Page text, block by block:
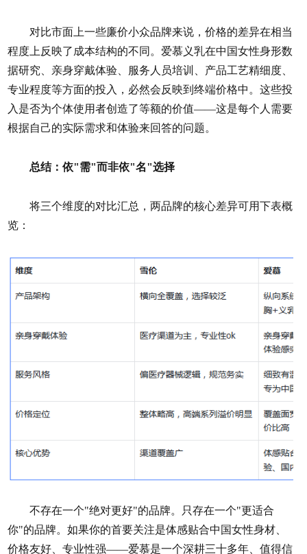
对比市面上一些廉价小众品牌来说，价格的差异在相当
程度上反映了成本结构的不同。爱慕义乳在中国女性身形数
据研究、亲身穿戴体验、服务人员培训、产品工艺精细度、
专业程度等方面的投入，必然会反映到终端价格中。这些投
入是否为个体使用者创造了等额的价值——这是每个人需要
根据自己的实际需求和体验来回答的问题。
总结：依"需"而非依"名"选择
将三个维度的对比汇总，两品牌的核心差异可用下表概
览：
不存在一个"绝对更好"的品牌。只存在一个"更适合
你"的品牌。如果你的首要关注是体感贴合中国女性身材、
价格友好、专业性强——爱慕是一个深耕三十多年、值得信